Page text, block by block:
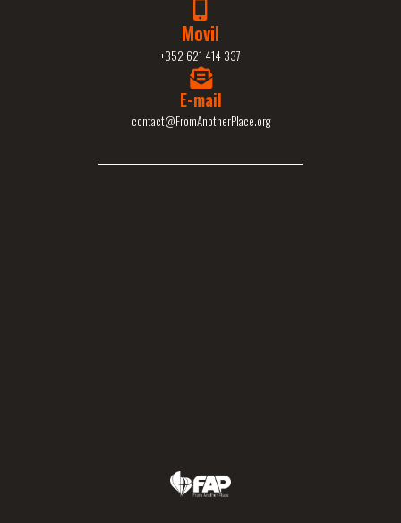
Movil
+352 621 414 337
E-mail
contact@FromAnotherPlace.org